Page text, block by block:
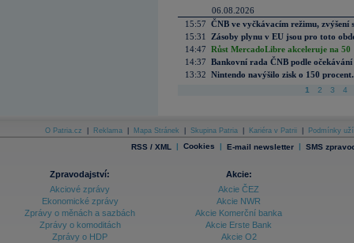
06.08.2026
15:57 ČNB ve vyčkávacím režimu, zvýšení
15:31
Zásoby plynu v EU jsou pro toto
14:47 Růst MercadoLibre akceleruje na
14:37 Bankovní rada ČNB podle
13:32 Nintendo navýšilo zisk o 150
1 2 3 4
O Patria.cz Reklama Mapa Stránek Skupina Patria Kariéra v Patrii Podmínky
RSS / XML | Cookies | E-mail newsletter | SMS
Zpravodajství:
Akciové zprávy
Ekonomické zprávy
Zprávy o měnách a sazbách
Zprávy o komoditách
Zprávy o HDP
Akcie:
Akcie ČEZ
Akcie NWR
Akcie Komerční banka
Akcie Erste Bank
Akcie O2